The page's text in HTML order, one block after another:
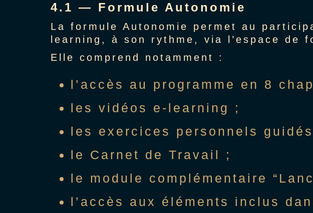
4.1 — Formule Autonomie
La formule Autonomie permet au
learning, à son rythme, via l’espace de
Elle comprend notamment :
l’accès au programme en 8
les vidéos e-learning ;
les exercices personnels
le Carnet de Travail ;
le module complémentaire
l’accès aux éléments inclus